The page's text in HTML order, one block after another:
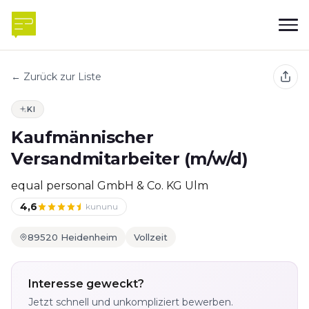
← Zurück zur Liste
KI
Kaufmännischer
Versandmitarbeiter (m/w/d)
equal personal GmbH & Co. KG Ulm
4,6 kununu
89520 Heidenheim Vollzeit
Interesse geweckt?
Jetzt schnell und unkompliziert bewerben.